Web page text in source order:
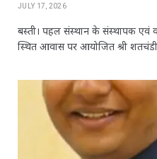
JULY 17, 2026
बस्ती। पहल संस्थान के संस्थापक एवं
स्थित आवास पर आयोजित श्री